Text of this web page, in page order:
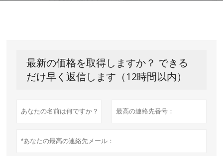
最新の価格を取得しますか？ できる
だけ早く返信します（12時間以内）